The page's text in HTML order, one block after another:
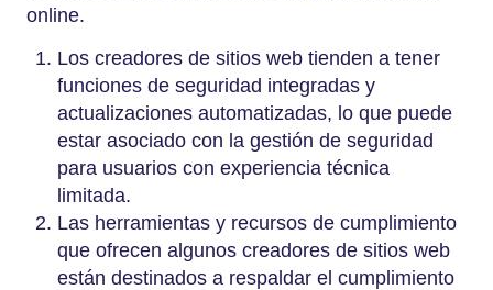
online.
Los creadores de sitios web tienden a tener
funciones de seguridad integradas y
actualizaciones automatizadas, lo que puede
estar asociado con la gestión de seguridad
para usuarios con experiencia técnica
limitada.
Las herramientas y recursos de cumplimiento
que ofrecen algunos creadores de sitios web
están destinados a respaldar el cumplimiento